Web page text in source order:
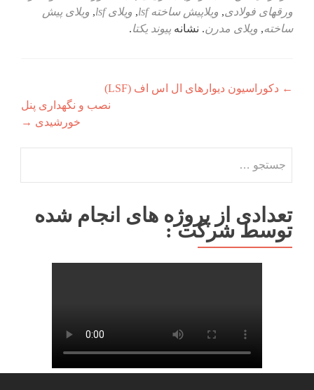
ورقهای فولادی, ویلاپیش ساخته lsf , ویلای lsf , ویلای پیش
ساخته, ویلای مدرن. نشانه پیوند یکتا.
راهبری
← دکوراسیون دیوارهای ال اس اف (LSF)
نصب و نگهداری پنل
خورشیدی →
برای:
تعدادی از پروژه های انجام شده
توسط شرکت :